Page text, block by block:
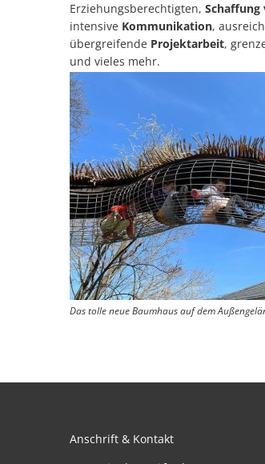
Das tolle neue Baumhaus auf dem
Erziehungsberechtigten, Schaffung
intensive Kommunikation,
übergreifende Projektarbeit,
und vieles mehr.
Anschrift & Kontakt